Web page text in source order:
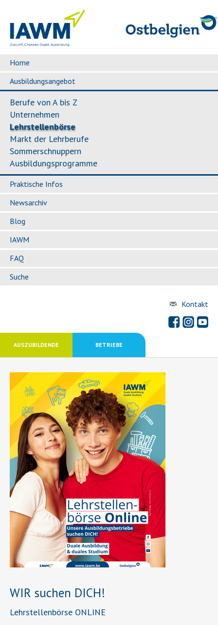
Home
Ausbildungsangebot
Berufe von A bis Z
Unternehmen
Lehrstellenbörse
Markt der Lehrberufe
Sommerschnuppern
Ausbildungsprogramme
Praktische Infos
Newsarchiv
Blog
IAWM
FAQ
Suche
Kontakt
AUSZUBILDENDE BETRIEBE
WIR suchen DICH!
Lehrstellenbörse ONLINE